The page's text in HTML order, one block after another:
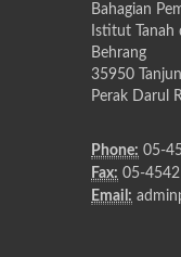
Bahagian
Istitut Tanah
Behrang
35950
Perak Darul
Phone: 05-
Fax: 05-
Email: